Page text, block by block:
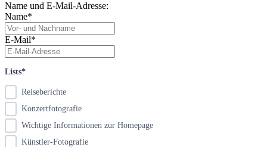
Name und E-Mail-Adresse:
Name*
E-Mail*
Lists*
Reiseberichte
Konzertfotografie
Wichtige Informationen zur Homepage
Künstler-Fotografie